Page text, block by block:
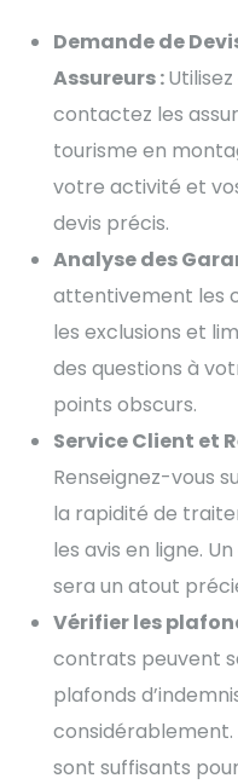
Demande de
Assureurs :
contactez les
tourisme en
votre activité et
devis précis.
Analyse des
attentivement les
les exclusions et
des questions à
points obscurs.
Service Client et
Renseignez-vous
la rapidité de
les avis en ligne.
sera un atout
Vérifier les
contrats peuvent
plafonds
considérablement.
sont suffisants